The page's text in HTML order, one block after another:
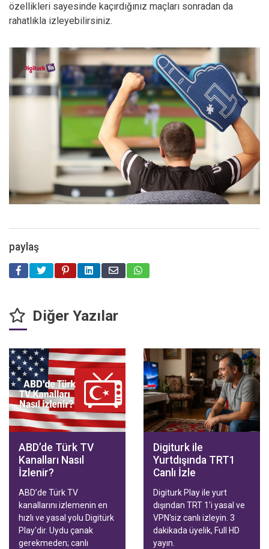
özellikleri sayesinde kaçırdığınız maçları sonradan da
rahatlıkla izleyebilirsiniz.
paylaş
Diğer Yazılar
ABD’de Türk TV
Kanalları Nasıl
İzlenir?
ABD’de Türk TV
kanallarını izlemenin en
hızlı ve yasal yolu Digitürk
Play'dir. Uydu çanak
gerekmeden; canlı
Digiturk ile
Yurtdışında TRT1
Canlı İzle
Digiturk Play ile yurt
dışından TRT 1'i yasal ve
VPN'siz canlı izleyin. 3
dakikada üyelik, Full HD
yayın.